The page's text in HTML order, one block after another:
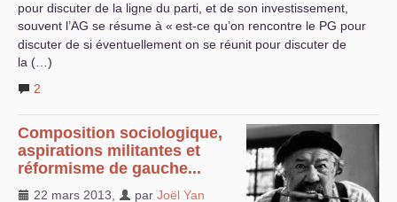
pour discuter de la ligne du parti, et de son investissement,
souvent l’AG se résume à « est-ce qu’on rencontre le PG pour
discuter de si éventuellement on se réunit pour discuter de
la (…)
2
Composition sociologique,
aspirations militantes et
réformisme de gauche...
22 mars 2013 par Joël Yan